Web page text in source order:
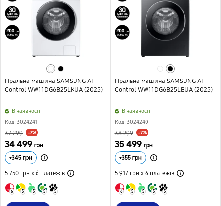
Пральна машина SAMSUNG AI
Control WW11DG6B25LKUA (2025)
B наявності
Код: 3024241
37 299 -7%
34 499 грн
+345 грн
5 750 грн х 6 платежів
6 5 5 5 5
Пральна машина SAMSUNG AI
Control WW11DG6B25LBUA (2025)
B наявності
Код: 3024240
38 299 -7%
35 499 грн
+355грн
5 917 грн х 6 платежів
6 5 5 5 5